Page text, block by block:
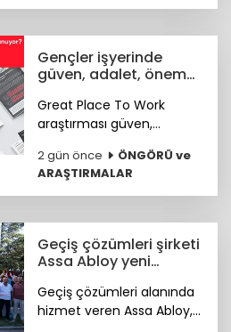
tutarındaki tohum öncesi
Gençler işyerinde
güven, adalet, önem
Great Place To Work
araştırması güven,
sağlık, anlam ve yapay
zekâya hazır kurum
kültürünün genç çalışan
temel unsurlar olduğunu
ortaya koydu.
2 gün önce
ÖNGÖRÜ ve
ARAŞTIRMALAR
Geçiş çözümleri şirketi
Assa Abloy yeni
Geçiş çözümleri alanında
hizmet veren Assa Abloy,